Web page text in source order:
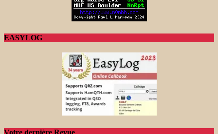
EASYLOG
Votre dernière Revue